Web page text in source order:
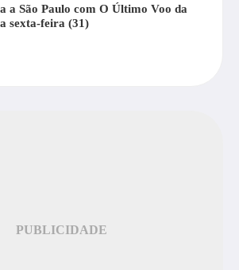
a São Paulo com O Último Voo da
sexta-feira (31)
PUBLICIDADE